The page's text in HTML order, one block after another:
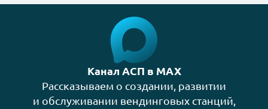
Канал АСП в MAX
Рассказываем о создании, развитии
и обслуживании вендинговых станций,